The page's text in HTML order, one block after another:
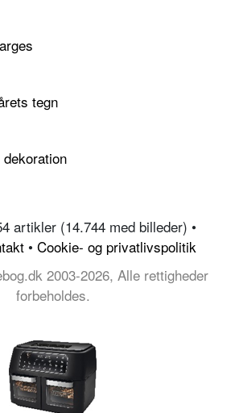
tegn
artikler (14.744 med billeder) •
• Cookie- og privatlivspolitik
2003-2026, Alle rettigheder
forbeholdes.